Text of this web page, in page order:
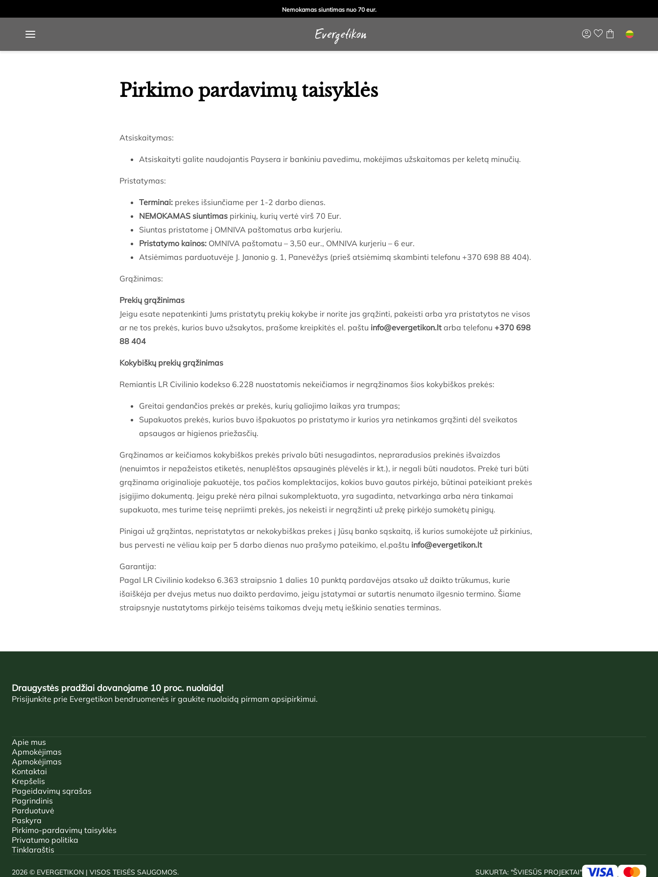
Nemokamas siuntimas nuo 70 eur.
Pirkimo pardavimų taisyklės
Atsiskaitymas:
Atsiskaityti galite naudojantis Paysera ir bankiniu pavedimu, mokėjimas užskaitomas per keletą minučių.
Pristatymas:
Terminai: prekes išsiunčiame per 1-2 darbo dienas.
NEMOKAMAS siuntimas pirkinių, kurių vertė virš 70 Eur.
Siuntas pristatome į OMNIVA paštomatus arba kurjeriu.
Pristatymo kainos: OMNIVA paštomatu – 3,50 eur., OMNIVA kurjeriu – 6 eur.
Atsiėmimas parduotuvėje J. Janonio g. 1, Panevėžys (prieš atsiėmimą skambinti telefonu +370 698 88 404).
Grąžinimas:
Prekių grąžinimas
Jeigu esate nepatenkinti Jums pristatytų prekių kokybe ir norite jas grąžinti, pakeisti arba yra pristatytos ne visos
ar ne tos prekės, kurios buvo užsakytos, prašome kreipkitės el. paštu info@evergetikon.lt arba telefonu +370 698
88 404
Kokybiškų prekių grąžinimas
Remiantis LR Civilinio kodekso 6.228 nuostatomis nekeičiamos ir negrąžinamos šios kokybiškos prekės:
Greitai gendančios prekės ar prekės, kurių galiojimo laikas yra trumpas;
Supakuotos prekės, kurios buvo išpakuotos po pristatymo ir kurios yra netinkamos grąžinti dėl sveikatos
apsaugos ar higienos priežasčių.
Grąžinamos ar keičiamos kokybiškos prekės privalo būti nesugadintos, nepraradusios prekinės išvaizdos
(nenuimtos ir nepažeistos etiketės, nenuplėštos apsauginės plėvelės ir kt.), ir negali būti naudotos. Prekė turi būti
grąžinama originalioje pakuotėje, tos pačios komplektacijos, kokios buvo gautos pirkėjo, būtinai pateikiant prekės
įsigijimo dokumentą. Jeigu prekė nėra pilnai sukomplektuota, yra sugadinta, netvarkinga arba nėra tinkamai
supakuota, mes turime teisę nepriimti prekės, jos nekeisti ir negrąžinti už prekę pirkėjo sumokėtų pinigų.
Pinigai už grąžintas, nepristatytas ar nekokybiškas prekes į Jūsų banko sąskaitą, iš kurios sumokėjote už pirkinius,
bus pervesti ne vėliau kaip per 5 darbo dienas nuo prašymo pateikimo, el.paštu info@evergetikon.lt
Garantija:
Pagal LR Civilinio kodekso 6.363 straipsnio 1 dalies 10 punktą pardavėjas atsako už daikto trūkumus, kurie
išaiškėja per dvejus metus nuo daikto perdavimo, jeigu įstatymai ar sutartis nenumato ilgesnio termino. Šiame
straipsnyje nustatytoms pirkėjo teisėms taikomas dvejų metų ieškinio senaties terminas.
Draugystės pradžiai dovanojame 10 proc. nuolaidą!
Prisijunkite prie Evergetikon bendruomenės ir gaukite nuolaidą pirmam apsipirkimui.
Apie mus
Apmokėjimas
Apmokėjimas
Kontaktai
Krepšelis
Pageidavimų sąrašas
Pagrindinis
Parduotuvė
Paskyra
Pirkimo-pardavimų taisyklės
Privatumo politika
Tinklaraštis
2026 © EVERGETIKON | VISOS TEISĖS SAUGOMOS. SUKURTA: "ŠVIESŪS PROJEKTAI"